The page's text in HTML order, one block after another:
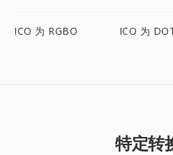
ICO 为 RGBO ICO 为
特定转